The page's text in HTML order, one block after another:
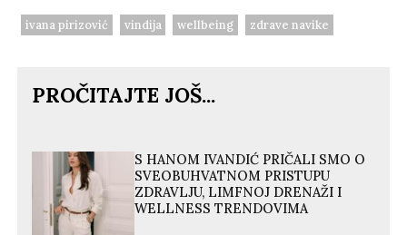
ivana pirizović vindija wellbeing zdrave navike
PROČITAJTE JOŠ...
S HANOM IVANDIĆ PRIČALI SMO O
SVEOBUHVATNOM PRISTUPU
ZDRAVLJU, LIMFNOJ DRENAŽI I
WELLNESS TRENDOVIMA